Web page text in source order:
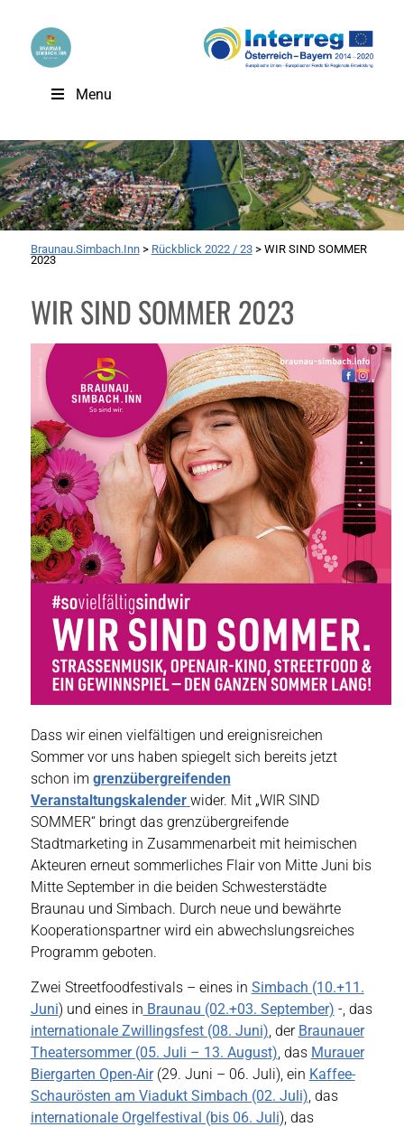
Menu
Braunau.Simbach.Inn> Rückblick 2022 / 23> WIR SIND SOMMER
2023
WIR SIND SOMMER 2023
Dass wir einen vielfältigen und ereignisreichen
Sommer vor uns haben spiegelt sich bereits jetzt
schon im grenzübergreifenden
Veranstaltungskalender wider. Mit „WIR SIND
SOMMER“ bringt das grenzübergreifende
Stadtmarketing in Zusammenarbeit mit heimischen
Akteuren erneut sommerliches Flair von Mitte Juni bis
Mitte September in die beiden Schwesterstädte
Braunau und Simbach. Durch neue und bewährte
Kooperationspartner wird ein abwechslungsreiches
Programm geboten.
Zwei Streetfoodfestivals – eines in Simbach (10.+11.
Juni) und eines in Braunau (02.+03. September) -, das
internationale Zwillingsfest (08. Juni), der Braunauer
Theatersommer (05. Juli – 13. August), das Murauer
Biergarten Open-Air(29. Juni – 06. Juli), ein Kaffee-
Schaurösten am Viadukt Simbach (02. Juli), das
internationale Orgelfestival (bis 06. Juli), das